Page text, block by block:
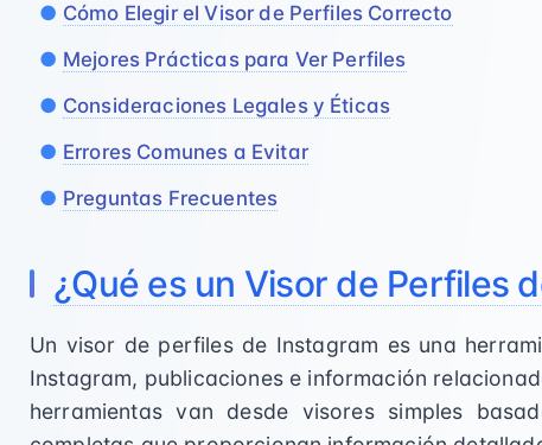
Cómo Elegir el Visor de Perfiles Correcto
Mejores Prácticas para Ver Perfiles
Consideraciones Legales y Éticas
Errores Comunes a Evitar
Preguntas Frecuentes
¿Qué es un Visor de Perfiles
Un visor de perfiles de Instagram es una
Instagram, publicaciones e información
herramientas van desde visores simples